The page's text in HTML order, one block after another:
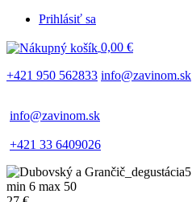
menu
Prihlásiť sa
0,00 €
+421 950 562833 info@zavinom.sk
info@zavinom.sk
+421 33 6409026
min 6 max 50